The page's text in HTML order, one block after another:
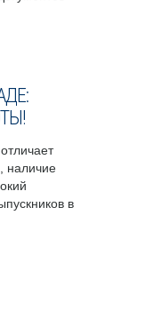
наличие
в